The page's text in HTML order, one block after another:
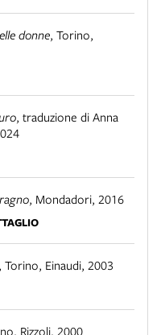
donne, Torino,
, traduzione di Anna
, Mondadori, 2016
, Torino, Einaudi, 2003
, Rizzoli, 2000